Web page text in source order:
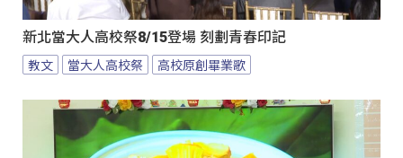
新北當大人高校祭8/15登場 刻劃青春印記
教文 當大人高校祭 高校原創畢業歌